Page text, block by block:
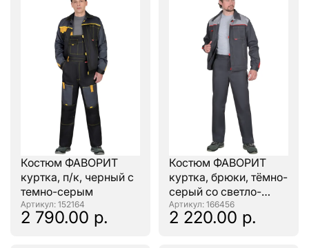
Костюм ФАВОРИТ
куртка, п/к, черный с
темно-серым
: 152164
2 790.00 р.
Костюм ФАВОРИТ
куртка, брюки, тёмно-
серый со светло-
серым и красным
: 166456
2 220.00 р.